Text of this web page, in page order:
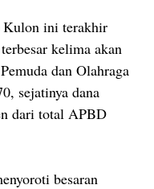
Kulon ini terakhir
kelima akan
dan Olahraga
sejatinya dana
dari total APBD
besaran